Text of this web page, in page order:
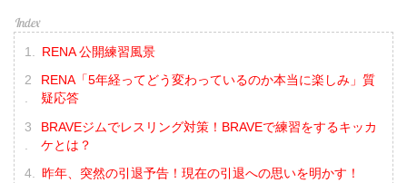
RENA 公開練習風景
RENA「5年経ってどう変わっているのか本当に楽しみ」質
疑応答
BRAVEジムでレスリング対策！BRAVEで練習をするキッカ
ケとは？
昨年、突然の引退予告！現在の引退への思いを明かす！